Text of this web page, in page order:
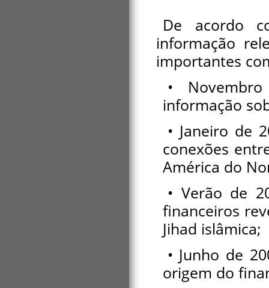
De acordo
informação
importantes
•
informação
• Janeiro de
conexões
América do
• Verão de
financeiros
Jihad islâmica;
• Junho de
origem do